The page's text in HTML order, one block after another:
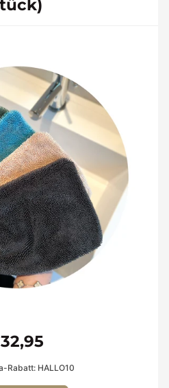
Rabatt: HALLO10